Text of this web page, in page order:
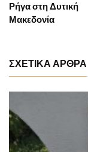
Ρήγα στη Δυτική
Μακεδονία
ΣΧΕΤΙΚΑ ΑΡΘΡΑ